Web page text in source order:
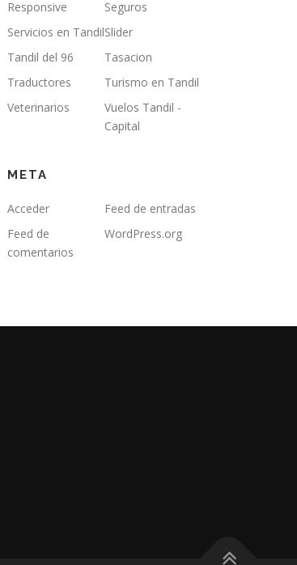
Responsive
Seguros
Servicios en TandilSlider
Tandil del 96
Tasacion
Traductores
Turismo en Tandil
Veterinarios
Vuelos Tandil -
Capital
META
Acceder
Feed de entradas
Feed de
comentarios
WordPress.org